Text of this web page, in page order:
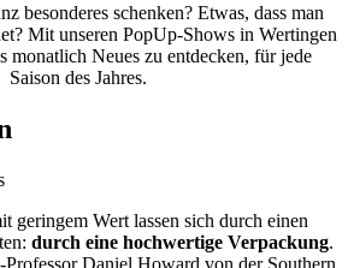
besonderes schenken? Etwas, dass man
Mit unseren PopUp-Shows in Wertingen
monatlich Neues zu entdecken, für jede
Saison des Jahres.
geringem Wert lassen sich durch einen
durch eine hochwertige Verpackung.
Daniel Howard von der Southern